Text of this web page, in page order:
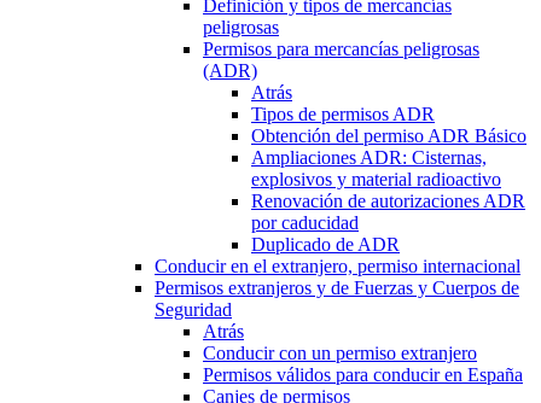
Definición y tipos de mercancías
peligrosas
Permisos para mercancías peligrosas
(ADR)
Atrás
Tipos de permisos ADR
Obtención del permiso ADR Básico
Ampliaciones ADR: Cisternas,
explosivos y material radioactivo
Renovación de autorizaciones ADR
por caducidad
Duplicado de ADR
Conducir en el extranjero, permiso internacional
Permisos extranjeros y de Fuerzas y Cuerpos de
Seguridad
Atrás
Conducir con un permiso extranjero
Permisos válidos para conducir en España
Canjes de permisos